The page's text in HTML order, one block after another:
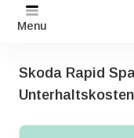
Menu
Skoda Rapid
Unterhaltskosten